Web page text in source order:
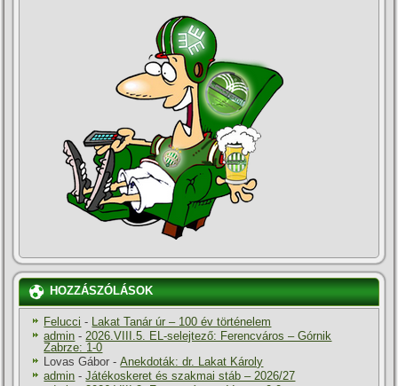
HOZZÁSZÓLÁSOK
Felucci - Lakat Tanár úr – 100 év történelem
admin -2026.VIII.5. EL-selejtező: Ferencváros – Górnik
Zabrze: 1-0
Lovas Gábor -Anekdoták: dr. Lakat Károly
admin -Játékoskeret és szakmai stáb – 2026/27